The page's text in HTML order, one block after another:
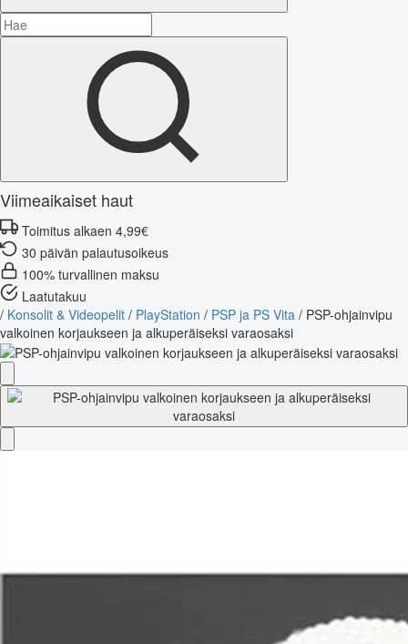
Viimeaikaiset haut
Toimitus alkaen 4,99€
30 päivän palautusoikeus
100% turvallinen maksu
Laatutakuu
/ Konsolit & Videopelit / PlayStation / PSP ja PS Vita / PSP-ohjainvipu
valkoinen korjaukseen ja alkuperäiseksi varaosaksi